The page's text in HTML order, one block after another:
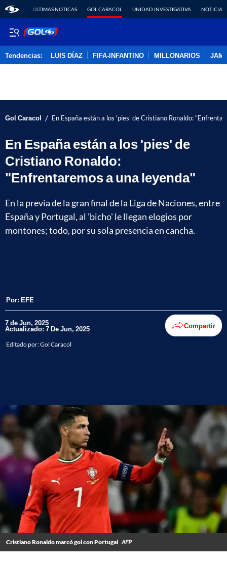
ÚLTIMAS NOTICAS GOL CARACOL UNIDAD INVESTIGATIVA NOTICIAS
Tendencias: LUIS DÍAZ FIFA-INFANTINO MILLONARIOS
Gol Caracol / En España están a los 'pies' de Cristiano Ronaldo:
En España están a los 'pies' de
Cristiano Ronaldo:
"Enfrentaremos a una leyenda"
En la previa de la gran final de la Liga de Naciones, entre
España y Portugal, al 'bicho' le llegan elogios por
montones; todo, por su sola presencia en cancha.
Por: EFE
7 de Jun, 2025
Actualizado: 7 De Jun, 2025 Compartir
Editado por:Gol Caracol
Cristiano Ronaldo marcó gol con Portugal AFP